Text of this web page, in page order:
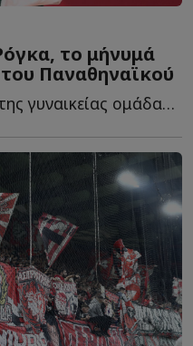
το μήνυμά
Παναθηναϊκού
Τι συνέβη με την αρχηγό της γυναικείας ομάδας β...